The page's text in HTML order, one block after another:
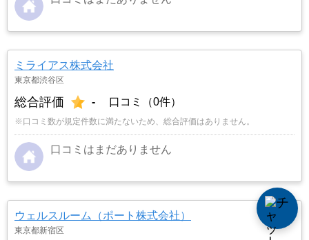
ミライアス株式会社
東京都渋谷区
総合評価 - 口コミ（0件）
※口コミ数が規定件数に満たないため、総合評価はありません。
口コミはまだありません
ウェルスルーム（ポート株式会社）
東京都新宿区